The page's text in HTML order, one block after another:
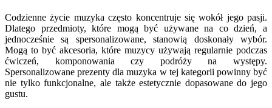
Codzienne życie muzyka często koncentruje się wokół jego pasji.
Dlatego przedmioty, które mogą być używane na co dzień, a
jednocześnie są spersonalizowane, stanowią doskonały wybór.
Mogą to być akcesoria, które muzycy używają regularnie podczas
ćwiczeń, komponowania czy podróży na występy.
Spersonalizowane prezenty dla muzyka w tej kategorii powinny być
nie tylko funkcjonalne, ale także estetycznie dopasowane do jego
gustu.